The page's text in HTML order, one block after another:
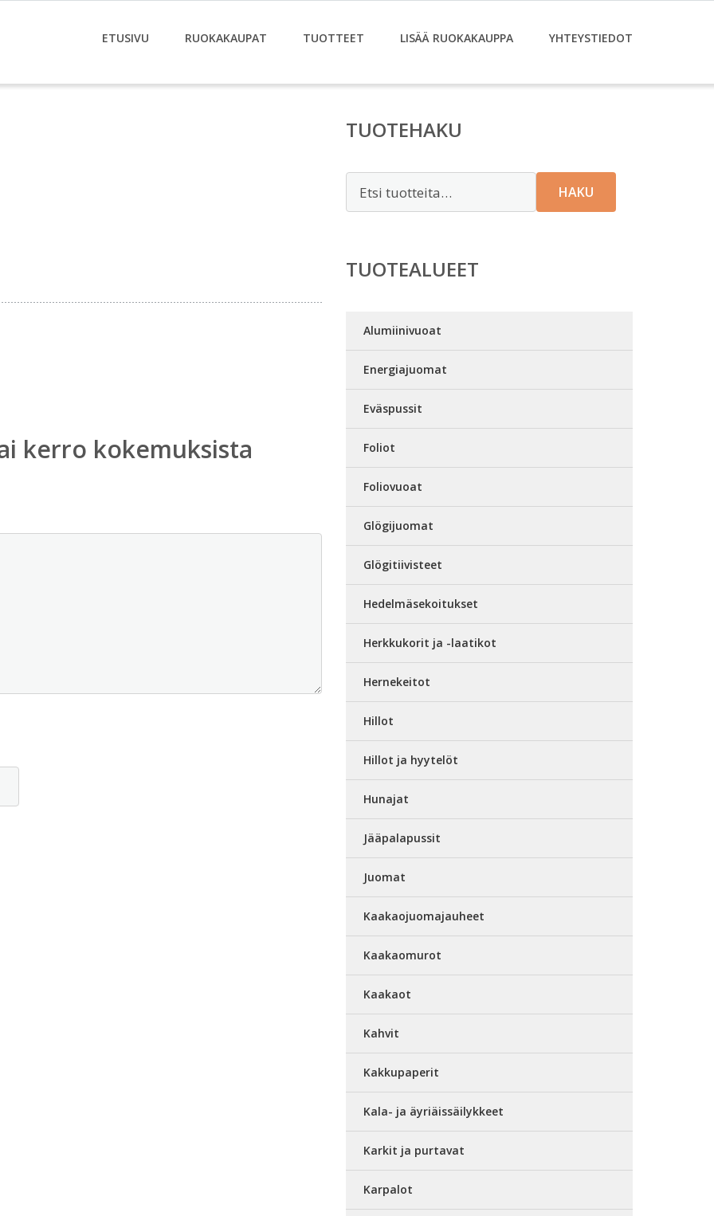
ETUSIVU RUOKAKAUPAT TUOTTEET LISÄÄ RUOKAKAUPPA YHTEYSTIEDOT
kerro kokemuksista
TUOTEHAKU
HAKU
TUOTEALUEET
Alumiinivuoat
Energiajuomat
Eväspussit
Foliot
Foliovuoat
Glögijuomat
Glögitiivisteet
Hedelmäsekoitukset
Herkkukorit ja -laatikot
Hernekeitot
Hillot
Hillot ja hyytelöt
Hunajat
Jääpalapussit
Juomat
Kaakaojuomajauheet
Kaakaomurot
Kaakaot
Kahvit
Kakkupaperit
Kala- ja äyriäissäilykkeet
Karkit ja purtavat
Karpalot